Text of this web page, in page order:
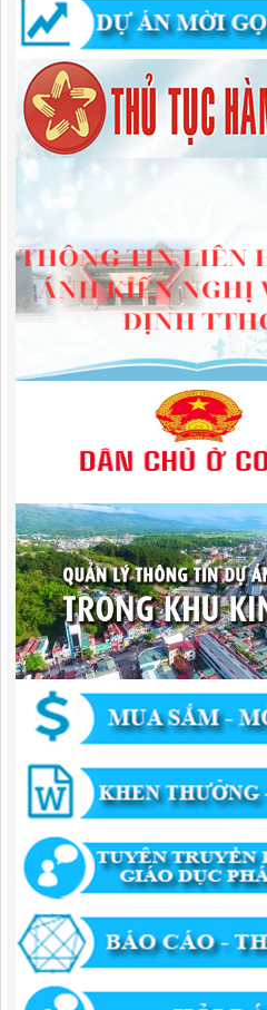
sách năm 2024
Lượt xem:486 | lượt tải:337
225/QĐ-BQLKKT
QUYẾT ĐỊNH Về việc công bố
năm 2024
Lượt xem:601 | lượt tải:650
01/2026/NQ-HĐND
Nghị Quyết Quy định mức thu, chế
Phí sử dụng công trình kết cấu hạ
công cộng trong khu vực cửa khẩu
Lượt xem:312 | lượt tải:109
1787/QĐ-UBND
Quyết Định Công bố danh mục thủ
bãi bỏ trong lĩnh vực đầu tư theo
thầu lựa chọn nhà đầu tư thuộc
chính, Ban Quản lý Khu kinh tế tỉnh,
Lượt xem:302 | lượt tải:303
182/QĐ-BQLKKT
công năm 2025
Lượt xem:455 | lượt tải:351
1174/QĐ-UBND
QUYẾT ĐỊNH Về việc công bố
sung và phê duyệt quy trình nội bộ
hoạt động xây dựng theo quy định
thẩm quyền thuộc phạm vi giải
Lượt xem:435 | lượt tải:524
346/QĐ-UBND
QUYẾT ĐỊNH Về việc phê duyệt
hành chính trong lĩnh vực khu công
quyền giải quyết của Ban Quản lý
Lượt xem:512 | lượt tải:318
55/QĐ-BQLKKT
QUYẾT ĐỊNH Công khai điều
công năm 2025
Lượt xem:818 | lượt tải:421
294/QĐ-UBND
QUYẾT ĐỊNH Về việc phê duyệt
hành chính trong lĩnh vực đầu tư tại